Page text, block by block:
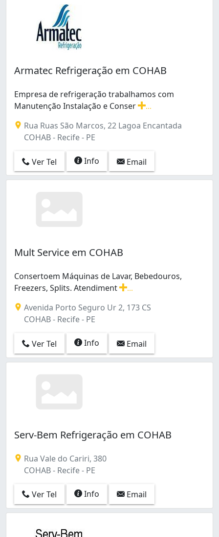
Armatec Refrigeração em COHAB
Empresa de refrigeração trabalhamos com
Manutenção Instalação e Conser
Rua Ruas São Marcos, 22 Lagoa Encantada
COHAB - Recife - PE
Ver Tel Info Email
Mult Service em COHAB
Consertoem Máquinas de Lavar, Bebedouros,
Freezers, Splits. Atendiment
Avenida Porto Seguro Ur 2, 173 CS
COHAB - Recife - PE
Ver Tel Info Email
Serv-Bem Refrigeração em COHAB
Rua Vale do Cariri, 380
COHAB - Recife - PE
Ver Tel Info Email